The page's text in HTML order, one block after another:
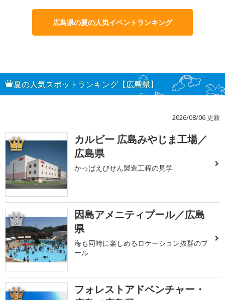
広島県の夏の人気イベントランキング
夏の人気スポットランキング【広島県】
2026/08/06 更新
1
カルビー 広島みやじま工場／
広島県
かっぱえびせん製造工程の見学
2
因島アメニティプール／広島
県
海も同時に楽しめるロケーション抜群のプ
ール
3
フォレストアドベンチャー・